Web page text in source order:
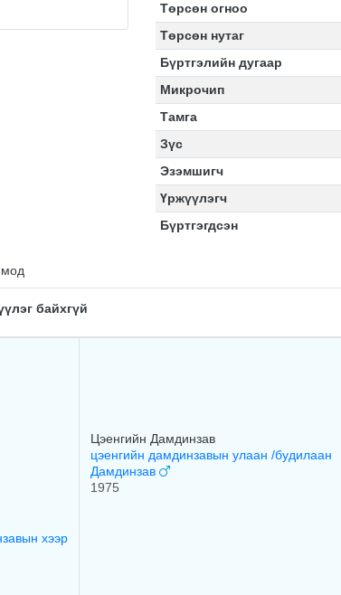
Төрсөн огноо
Төрсөн нутаг
Бүртгэлийн дугаар
Микрочип
Тамга
Зүс
Эзэмшигч
Үржүүлэгч
Бүртгэгдсэн
байхгүй
хээр
Цэенгийн Дамдинзав
цэенгийн дамдинзавын улаан /будилаан
Дамдинзав
1975